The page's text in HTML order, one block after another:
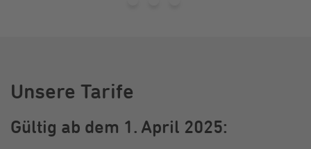
Unsere Tarife
Gültig ab dem 1. April 2025: